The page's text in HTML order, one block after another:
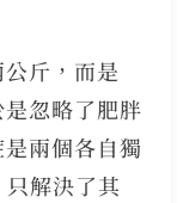
斤，而是
是忽略了肥胖
兩個各自獨
解決了其